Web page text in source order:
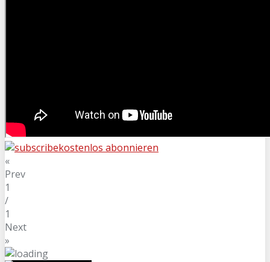
kostenlos abonnieren
«
Prev
1
/
1
Next
»